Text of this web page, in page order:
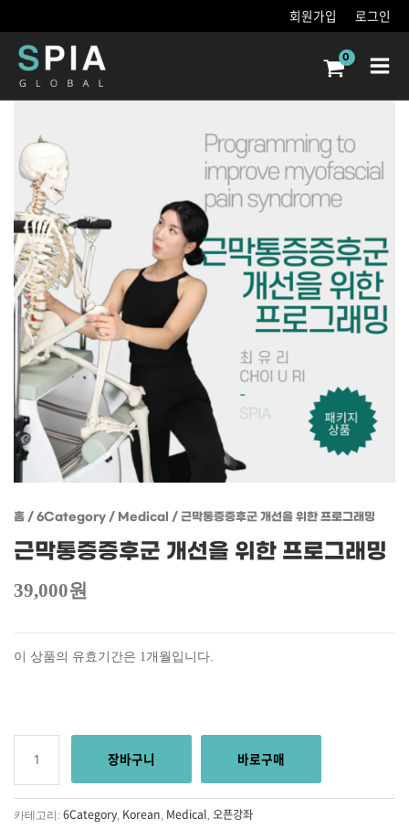
건너뛰기
회원가입 로그인
Menu
홈 / 6Category / Medical / 근막통증증후군 개선을 위한 프로그래밍
근막통증증후군 개선을 위한 프로그래밍
39,000원
이 상품의 유효기간은 1개월입니다.
위한
프로그래밍
수량
장바구니 바로구매
카테고리: 6Category Korean Medical 오픈강좌